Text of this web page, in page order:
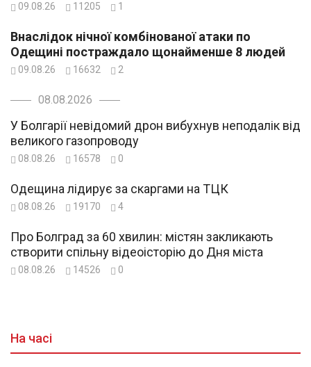
09.08.26 11205 1
Внаслідок нічної комбінованої атаки по
Одещині постраждало щонайменше 8 людей
09.08.26 16632 2
08.08.2026
У Болгарії невідомий дрон вибухнув неподалік від
великого газопроводу
08.08.26 16578 0
Одещина лідирує за скаргами на ТЦК
08.08.26 19170 4
Про Болград за 60 хвилин: містян закликають
створити спільну відеоісторію до Дня міста
08.08.26 14526 0
На часі